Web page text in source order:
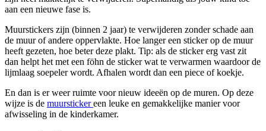
aan een nieuwe fase is.
Muurstickers zijn (binnen 2 jaar) te verwijderen zonder schade aan
de muur of andere oppervlakte. Hoe langer een sticker op de muur
heeft gezeten, hoe beter deze plakt. Tip: als de sticker erg vast zit
dan helpt het met een föhn de sticker wat te verwarmen waardoor de
lijmlaag soepeler wordt. Afhalen wordt dan een piece of koekje.
En dan is er weer ruimte voor nieuw ideeën op de muren. Op deze
wijze is de muurstickereen leuke en gemakkelijke manier voor
afwisseling in de kinderkamer.